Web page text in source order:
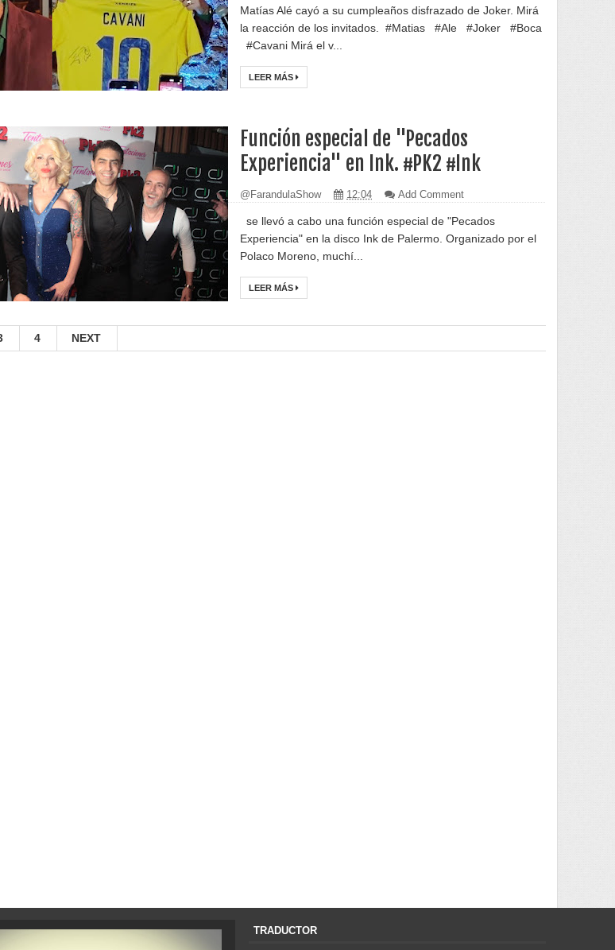
Matías Alé cayó a su cumpleaños disfrazado de Joker. Mirá
la reacción de los invitados. #Matias #Ale #Joker #Boca
#Cavani Mirá el v...
LEER MÁS
Función especial de "Pecados
Experiencia" en Ink. #PK2 #Ink
@FarandulaShow 12:04 Add Comment
se llevó a cabo una función especial de "Pecados
Experiencia" en la disco Ink de Palermo. Organizado por el
Polaco Moreno, muchí...
LEER MÁS
4 NEXT
TRADUCTOR